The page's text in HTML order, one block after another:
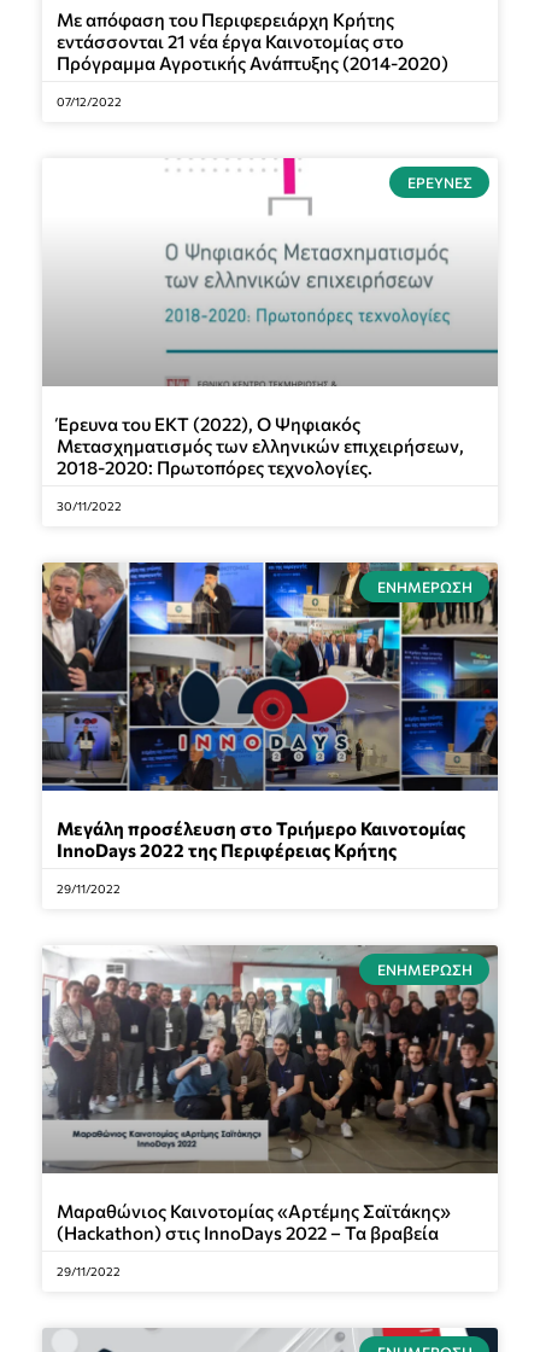
Με απόφαση του Περιφερειάρχη Κρήτης
εντάσσονται 21 νέα έργα Καινοτομίας στο
Πρόγραμμα Αγροτικής Ανάπτυξης (2014-2020)
07/12/2022
ΈΡΕΥΝΕΣ
Έρευνα του ΕΚΤ (2022), Ο Ψηφιακός
Μετασχηματισμός των ελληνικών επιχειρήσεων,
2018-2020: Πρωτοπόρες τεχνολογίες.
30/11/2022
ΕΝΗΜΈΡΩΣΗ
Μεγάλη προσέλευση στο Τριήμερο Καινοτομίας
InnoDays 2022 της Περιφέρειας Κρήτης
29/11/2022
ΕΝΗΜΈΡΩΣΗ
Μαραθώνιος Καινοτομίας «Αρτέμης Σαϊτάκης»
(Hackathon) στις InnoDays 2022 – Τα βραβεία
29/11/2022